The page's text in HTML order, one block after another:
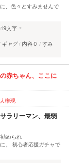
、色々とすみませんで
文字
ギャグ 内容０
すみ
赤ちゃん、ここに
権現
ラリーマン、最弱
められ
。 初心者応援ガチャで